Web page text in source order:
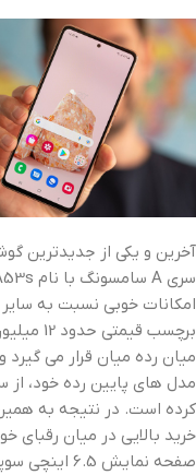
برچسب
میان رده میان قرار می
مدل های پایین رده خود،
خرید بالایی در میان